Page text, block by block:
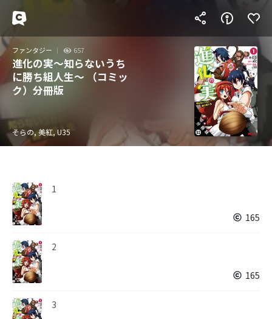
ファンタジー 657
進化の実～知らないうち
に勝ち組人生～ （コミッ
ク）分冊版
そらの, 美紅, U35
1
165
2
165
3